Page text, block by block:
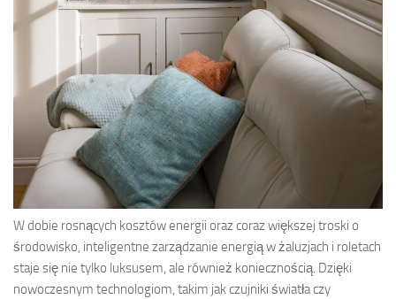
W dobie rosnących kosztów energii oraz coraz większej troski o
środowisko, inteligentne zarządzanie energią w żaluzjach i roletach
staje się nie tylko luksusem, ale również koniecznością. Dzięki
nowoczesnym technologiom, takim jak czujniki światła czy